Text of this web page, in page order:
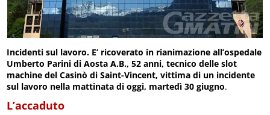
Incidenti sul lavoro. E’ ricoverato in rianimazione all’ospedale
Umberto Parini di Aosta A.B., 52 anni, tecnico delle slot
machine del Casinò di Saint-Vincent, vittima di un incidente
sul lavoro nella mattinata di oggi, martedì 30 giugno.
L’accaduto